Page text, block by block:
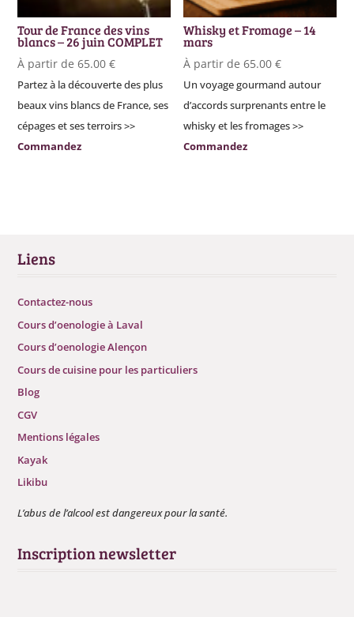
Tour de France des vins
blancs – 26 juin COMPLET
À partir de65.00€
Partez à la découverte des plus
beaux vins blancs de France, ses
cépages et ses terroirs >>
Commandez
Whisky et Fromage – 14
mars
À partir de65.00€
Un voyage gourmand autour
d’accords surprenants entre le
whisky et les fromages >>
Commandez
Liens
Contactez-nous
Cours d’oenologie à Laval
Cours d’oenologie Alençon
Cours de cuisine pour les particuliers
Blog
CGV
Mentions légales
Kayak
Likibu
L’abus de l’alcool est dangereux pour la santé.
Inscription newsletter